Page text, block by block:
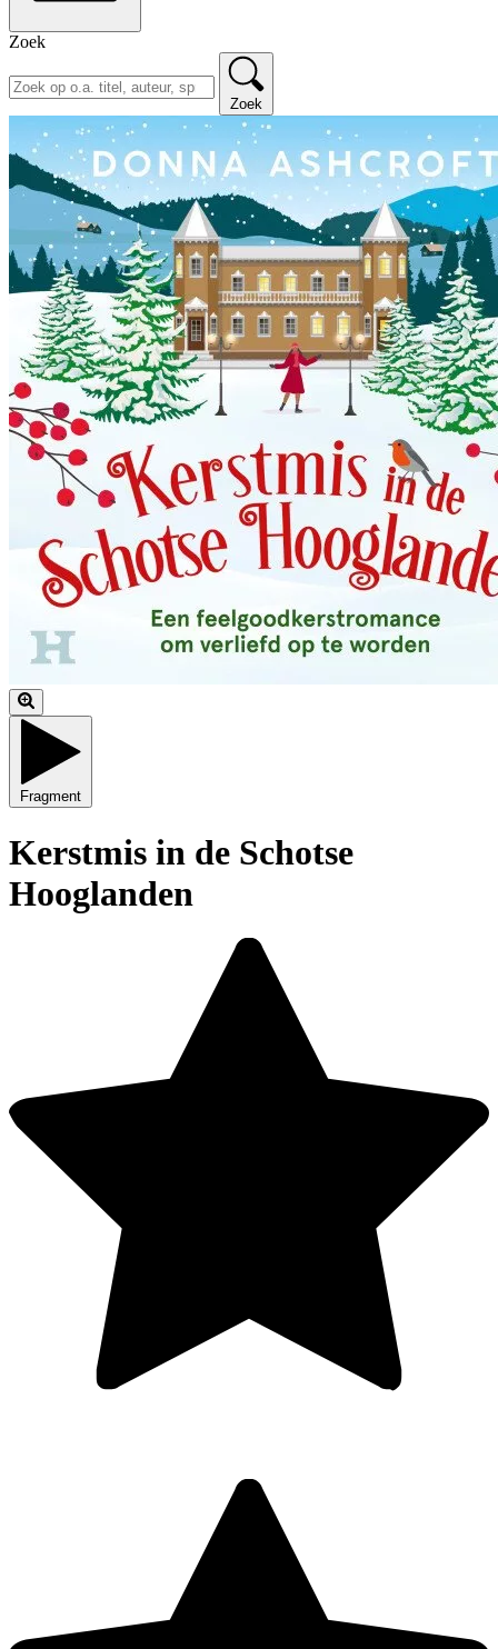
Zoek
Zoek
Fragment
Kerstmis in de Schotse
Hooglanden